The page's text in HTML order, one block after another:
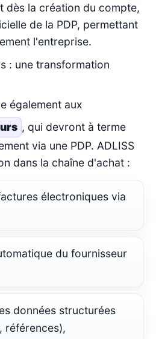
dès la création du compte,
de la PDP, permettant
l'entreprise.
: une transformation
également aux
, qui devront à terme
via une PDP. ADLISS
dans la chaîne d'achat :
électroniques via
du fournisseur
données structurées
références),